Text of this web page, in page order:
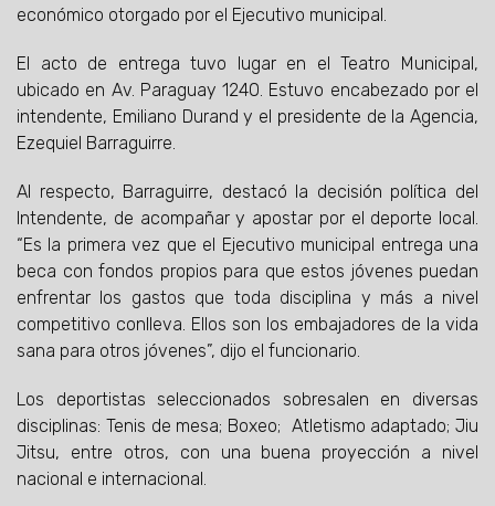
económico otorgado por el Ejecutivo municipal.
El acto de entrega tuvo lugar en el Teatro Municipal,
ubicado en Av. Paraguay 1240. Estuvo encabezado por el
intendente, Emiliano Durand y el presidente de la Agencia,
Ezequiel Barraguirre.
Al respecto, Barraguirre, destacó la decisión política del
Intendente, de acompañar y apostar por el deporte local.
“Es la primera vez que el Ejecutivo municipal entrega una
beca con fondos propios para que estos jóvenes puedan
enfrentar los gastos que toda disciplina y más a nivel
competitivo conlleva. Ellos son los embajadores de la vida
sana para otros jóvenes”, dijo el funcionario.
Los deportistas seleccionados sobresalen en diversas
disciplinas: Tenis de mesa; Boxeo; Atletismo adaptado; Jiu
Jitsu, entre otros, con una buena proyección a nivel
nacional e internacional.